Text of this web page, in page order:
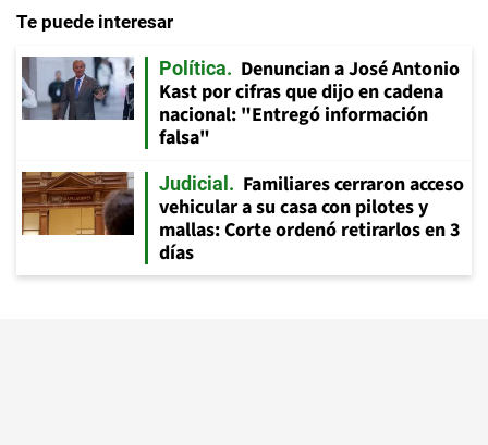
Te puede interesar
Política
Denuncian a José Antonio
Kast por cifras que dijo en cadena
nacional: "Entregó información
falsa"
Judicial
Familiares cerraron acceso
vehicular a su casa con pilotes y
mallas: Corte ordenó retirarlos en 3
días